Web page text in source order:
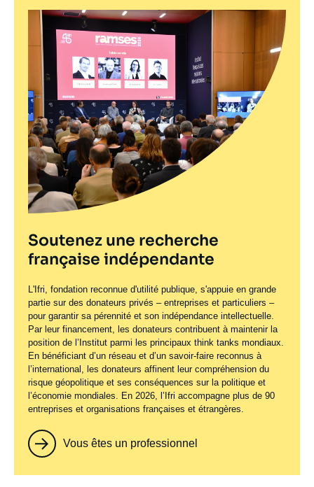
Soutenez une recherche
française indépendante
L'Ifri, fondation reconnue d'utilité publique, s'appuie en grande
partie sur des donateurs privés – entreprises et particuliers –
pour garantir sa pérennité et son indépendance intellectuelle.
Par leur financement, les donateurs contribuent à maintenir la
position de l’Institut parmi les principaux think tanks mondiaux.
En bénéficiant d’un réseau et d’un savoir-faire reconnus à
l’international, les donateurs affinent leur compréhension du
risque géopolitique et ses conséquences sur la politique et
l’économie mondiales. En 2026, l’Ifri accompagne plus de 90
entreprises et organisations françaises et étrangères.
Vous êtes un professionnel